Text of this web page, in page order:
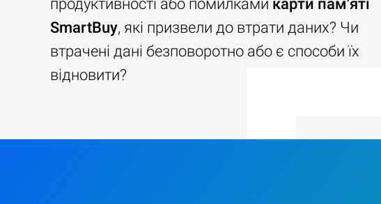
продуктивності або помилками карти пам'яті
SmartBuy, які призвели до втрати даних? Чи
втрачені дані безповоротно або є способи їх
відновити?